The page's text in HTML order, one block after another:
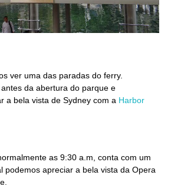
ver uma das paradas do ferry.
da abertura do parque e
a bela vista de Sydney com a Harbor
as 9:30 a.m, conta com um
podemos apreciar a bela vista da Opera